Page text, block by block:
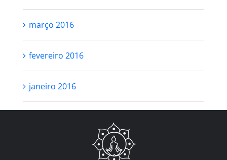
março 2016
fevereiro 2016
janeiro 2016